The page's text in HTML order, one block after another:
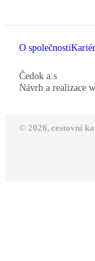
O společnosti
Čedok a.s
Návrh a realizace
© 2026, cestovní